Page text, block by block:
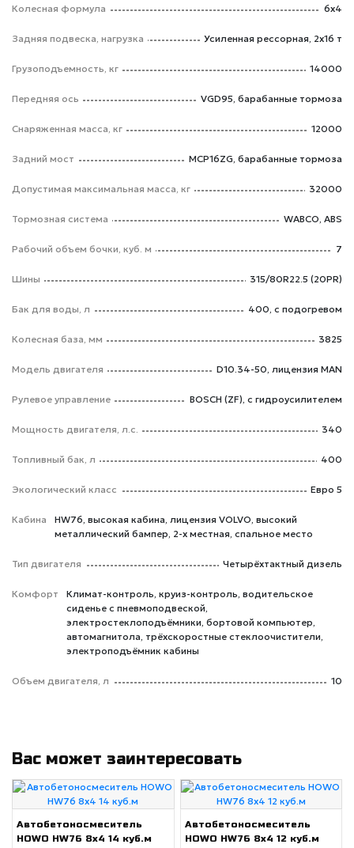
Колесная формула 6x4
Задняя подвеска, нагрузка Усиленная рессорная, 2x16 т
Грузоподъемность, кг 14000
Передняя ось VGD95, барабанные тормоза
Снаряженная масса, кг 12000
Задний мост MCP16ZG, барабанные тормоза
Допустимая максимальная масса, кг 32000
Тормозная система WABCO, ABS
Рабочий объем бочки, куб. м 7
Шины 315/80R22.5 (20PR)
Бак для воды, л 400, с подогревом
Колесная база, мм 3825
Модель двигателя D10.34-50, лицензия MAN
Рулевое управление BOSCH (ZF), с гидроусилителем
Мощность двигателя, л.с. 340
Топливный бак, л 400
Экологический класс Евро 5
Кабина
HW76, высокая кабина, лицензия VOLVO, высокий
металлический бампер, 2-х местная, спальное место
Тип двигателя Четырёхтактный дизель
Комфорт
Климат-контроль, круиз-контроль, водительское
сиденье с пневмоподвеской,
электростеклоподъёмники, бортовой компьютер,
автомагнитола, трёхскоростные стеклоочистители,
электроподъёмник кабины
Объем двигателя, л 10
Вас может заинтересовать
Автобетоносмеситель
HOWO HW76 8x4 14 куб.м
Автобетоносмеситель
HOWO HW76 8x4 12 куб.м